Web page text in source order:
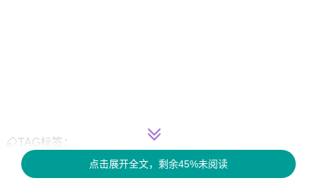
TAG标签：
点击展开全文，剩余45%未阅读